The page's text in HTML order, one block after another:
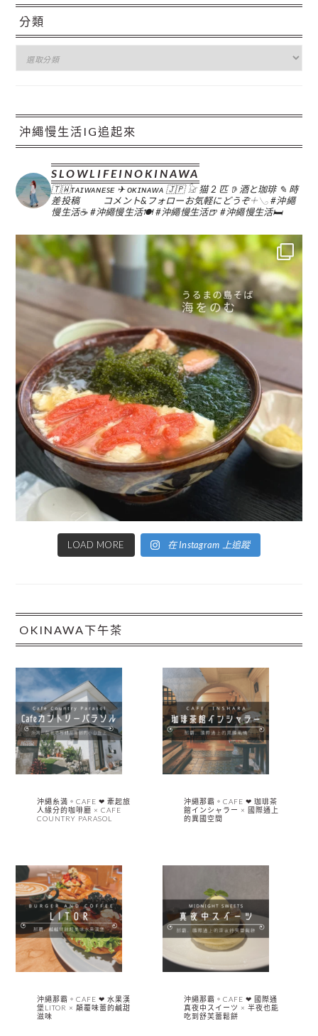
分類
沖繩慢生活IG追起來
SLOWLIFEINOKINAWA
🇹🇼ᴛᴀɪᴡᴀɴᴇsᴇ ✈︎ ᴏᴋɪɴᴀᴡᴀ 🇯🇵𓃠 猫 2 匹 𖠚 酒と珈琲✎ 時
差投稿
コメント&フォローお気軽にどうぞ𓇬𓂅#沖繩
慢生活☕️#沖繩慢生活🍽#沖繩慢生活🍺 #沖繩慢生活🛏
LOAD MORE 在 Instagram 上追蹤
OKINAWA下午茶
沖繩糸満。CAFE ❤︎ 牽起旅
人緣分的咖啡廳 × CAFE
COUNTRY PARASOL
沖繩那霸。CAFE ❤︎ 珈琲茶
館インシャラー × 國際通上
的異國空間
沖繩那霸。CAFE ❤︎ 水果漢
堡LITOR × 顛覆味蕾的鹹甜
滋味
沖繩那霸。CAFE ❤︎ 國際通
真夜中スイーツ × 半夜也能
吃到舒芙蕾鬆餅